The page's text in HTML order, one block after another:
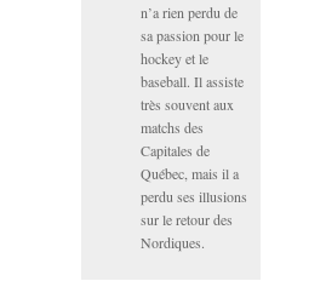
n’a rien perdu de
sa passion pour le
hockey et le
baseball. Il assiste
très souvent aux
matchs des
Capitales de
Québec, mais il a
perdu ses illusions
sur le retour des
Nordiques.